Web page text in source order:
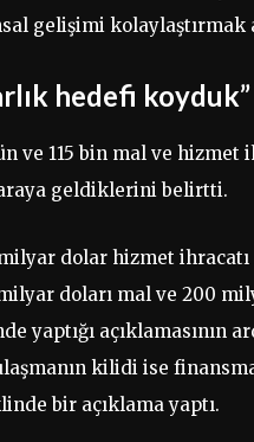
gelişimi kolaylaştırmak
hedefi koyduk”
ve 115 bin mal ve hizmet
geldiklerini belirtti.
dolar hizmet
doları mal ve 200
yaptığı açıklamasının
kilidi ise
bir açıklama yaptı.